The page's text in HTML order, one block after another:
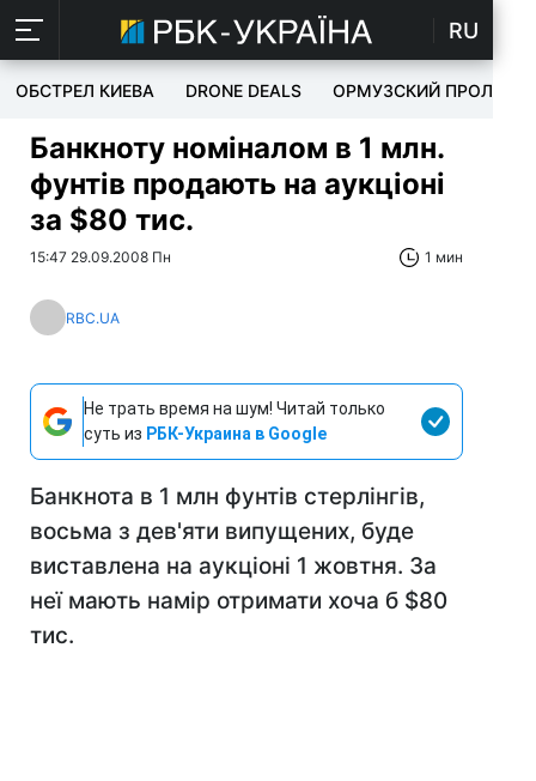
RU
ОБСТРЕЛ КИЕВА DRONE DEALS ОРМУЗСКИЙ ПРОЛИВ
Банкноту номіналом в 1 млн.
фунтів продають на аукціоні
за $80 тис.
15:47 29.09.2008 Пн 1 мин
RBC.UA
Не трать время на шум! Читай только
суть из РБК-Украина в Google
Банкнота в 1 млн фунтів стерлінгів,
восьма з дев'яти випущених, буде
виставлена на аукціоні 1 жовтня. За
неї мають намір отримати хоча б $80
тис.